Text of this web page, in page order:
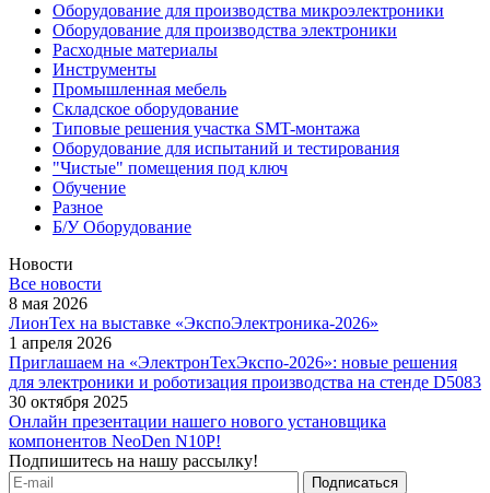
Оборудование для производства микроэлектроники
Оборудование для производства электроники
Расходные материалы
Инструменты
Промышленная мебель
Складское оборудование
Типовые решения участка SMT-монтажа
Оборудование для испытаний и тестирования
"Чистые" помещения под ключ
Обучение
Разное
Б/У Оборудование
Новости
Все новости
8 мая 2026
ЛионТех на выставке «ЭкспоЭлектроника-2026»
1 апреля 2026
Приглашаем на «ЭлектронТехЭкспо-2026»: новые решения
для электроники и роботизация производства на стенде D5083
30 октября 2025
Онлайн презентации нашего нового установщика
компонентов NeoDen N10P!
Подпишитесь на нашу рассылку!